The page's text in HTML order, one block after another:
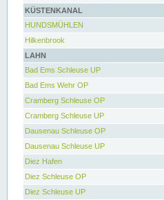
KÜSTENKANAL
HUNDSMÜHLEN
Hilkenbrook
LAHN
Bad Ems Schleuse UP
Bad Ems Wehr OP
Cramberg Schleuse OP
Cramberg Schleuse UP
Dausenau Schleuse OP
Dausenau Schleuse UP
Diez Hafen
Diez Schleuse OP
Diez Schleuse UP